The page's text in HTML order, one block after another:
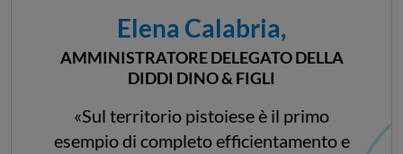
Elena Calabria,
AMMINISTRATORE DELEGATO DELLA
DIDDI DINO & FIGLI
«Sul territorio pistoiese è il primo
esempio di completo efficientamento e